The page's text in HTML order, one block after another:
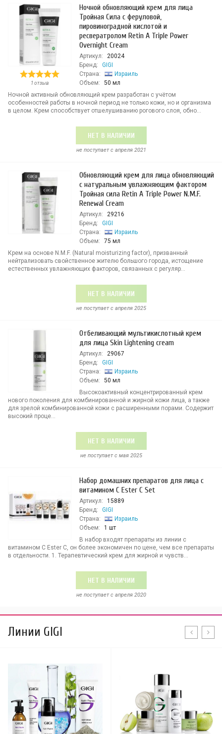
1 отзыв
Ночной обновляющий крем для лица
Тройная Сила с феруловой,
пировиноградной кислотой и
ресвератролом Retin A Triple Power
Overnight Cream
Артикул:
20024
Бренд:
GIGI
Страна:
Израиль
Объем:
50 мл
Ночной активный обновляющий крем разработан с учётом
особенностей работы в ночной период не только кожи, но и организма
в целом. Крем способствует отшелушиванию рогового слоя, обно...
НЕТ В НАЛИЧИИ
не поступает c апреля 2021
Обновляющий крем для лица обновляющий
с натуральным увлажняющим фактором
Тройная сила Retin A Triple Power N.M.F.
Renewal Cream
Артикул:
29216
Бренд:
GIGI
Страна:
Израиль
Объем:
75 мл
Крем на основе N.M.F. (Natural moisturizing factor), призванный
нейтрализовать свойственное жителю большого города, истощение
естественных увлажняющих факторов, связанных с регуляр...
НЕТ В НАЛИЧИИ
не поступает c апреля 2025
Отбеливающий мультикислотный крем
для лица Skin Lightening cream
Артикул:
29067
Бренд:
GIGI
Страна:
Израиль
Объем:
50 мл
Высокоактивный концентрированный крем
нового поколения для комбинированной и жирной кожи лица, а также
для зрелой комбинированной кожи с расширенными порами. Содержит
высокий проце...
НЕТ В НАЛИЧИИ
не поступает c мая 2025
Набор домашних препаратов для лица с
витамином С Ester C Set
Артикул:
15889
Бренд:
GIGI
Страна:
Израиль
Объем:
1 шт
В набор входят препараты из линии с
витамином С Ester C, он более экономичен по цене, чем все препараты
в отдельности. 1. Терапевтический крем для жирной и чувств...
НЕТ В НАЛИЧИИ
не поступает c апреля 2020
Линии GIGI